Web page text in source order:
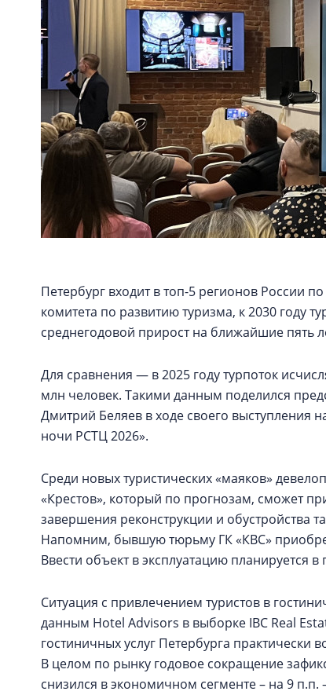
Петербург входит в топ-5 регионов России
комитета по развитию туризма, к 2030 году
среднегодовой прирост на ближайшие пять
Для сравнения — в 2025 году турпоток
млн человек. Такими данным поделился
Дмитрий Беляев в ходе своего выступления
ночи РСТЦ 2026».
Среди новых туристических «маяков»
«Крестов», который по прогнозам, сможет
завершения реконструкции и обустройства
Напомним, бывшую тюрьму ГК «КВС»
Ввести объект в эксплуатацию планируется
Ситуация с привлечением туристов в
данным Hotel Advisors в выборке IBC Real
гостиничных услуг Петербурга
В целом по рынку годовое сокращение
снизился в экономичном сегменте – на 9